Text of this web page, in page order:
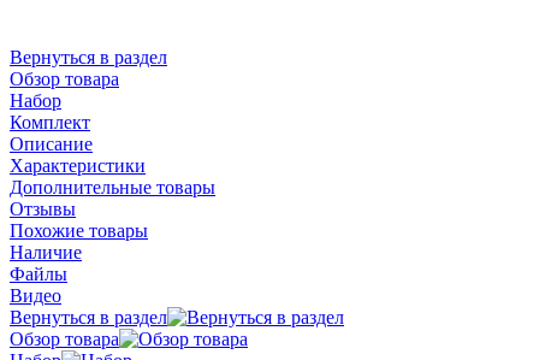
Вернуться в раздел
Обзор товара
Набор
Комплект
Описание
Характеристики
Дополнительные товары
Отзывы
Похожие товары
Наличие
Файлы
Видео
Вернуться в раздел
Обзор товара